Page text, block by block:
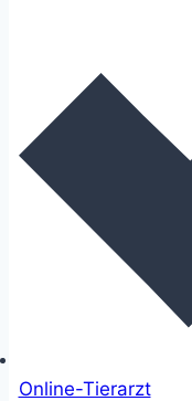
Online-Tierarzt